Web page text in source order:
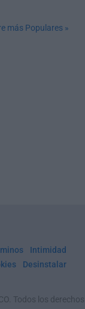
más Populares »
Intimidad
Desinstalar
Todos los derechos